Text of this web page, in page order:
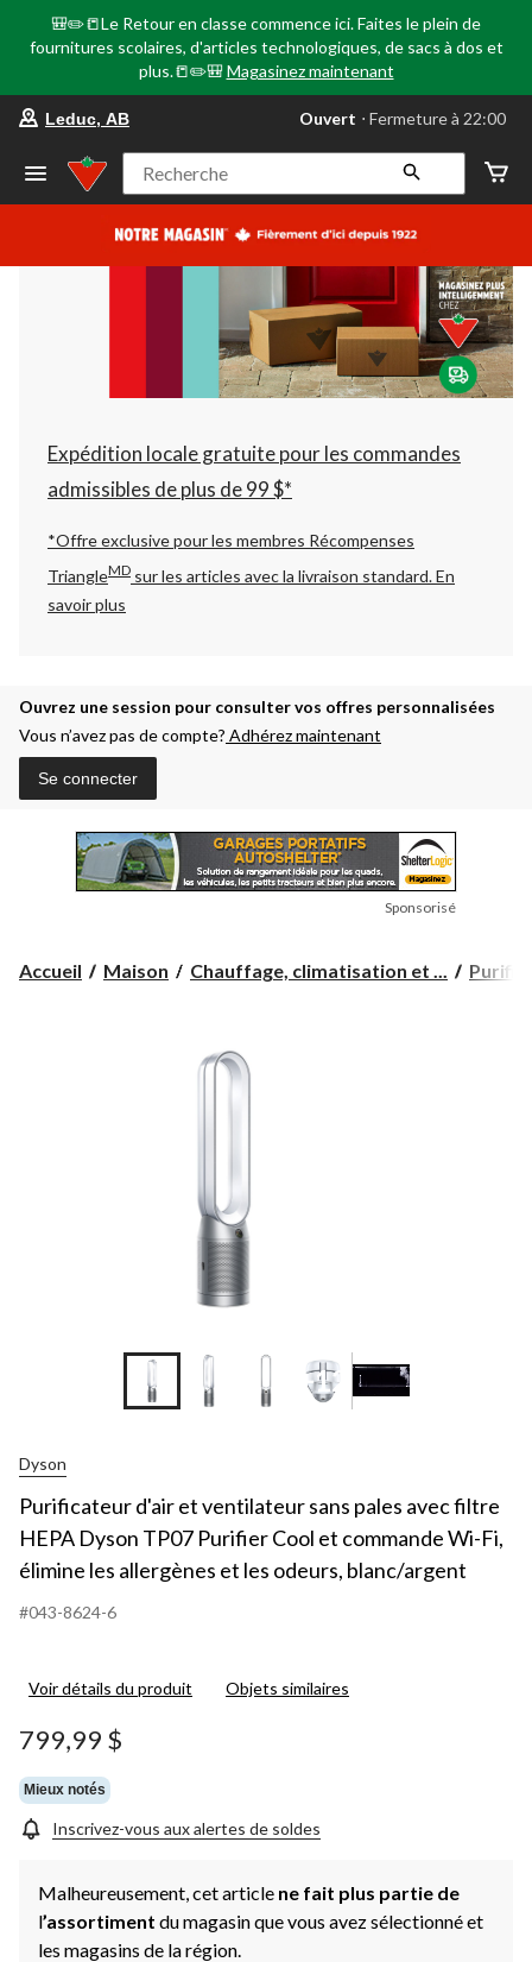
🎒✏️📒Le Retour en classe commence ici. Faites le plein de
fournitures scolaires, d'articles technologiques, de sacs à dos et
plus.📒✏️🎒 Magasinez maintenant
votre
préféré
Leduc,
AB,
courament
Fermeture
à
22:00
cliquer
pour
changer
Leduc, AB Ouvert ⋅ Fermeture à 22:00
Recherche
Expédition locale gratuite pour les commandes
admissibles de plus de 99 $*
*Offre exclusive pour les membres Récompenses
TriangleMD sur les articles avec la livraison standard.En
savoir plus
Ouvrez une session pour consulter vos offres personnalisées
Vous n’avez pas de compte? Adhérez maintenant
Se connecter
Sponsorisé
Accueil Maison Chauffage, climatisation et ...
+12
Dyson
Purificateur d'air et ventilateur sans pales avec filtre
HEPA Dyson TP07 Purifier Cool et commande Wi-Fi,
élimine les allergènes et les odeurs, blanc/argent
#043-8624-6
Voir détails du produit Objets similaires
799,99 $
Mieux notés
Inscrivez-vous aux alertes de soldes
Malheureusement, cet article ne fait plus partie de
l’assortiment du magasin que vous avez sélectionné et
les magasins de la région.